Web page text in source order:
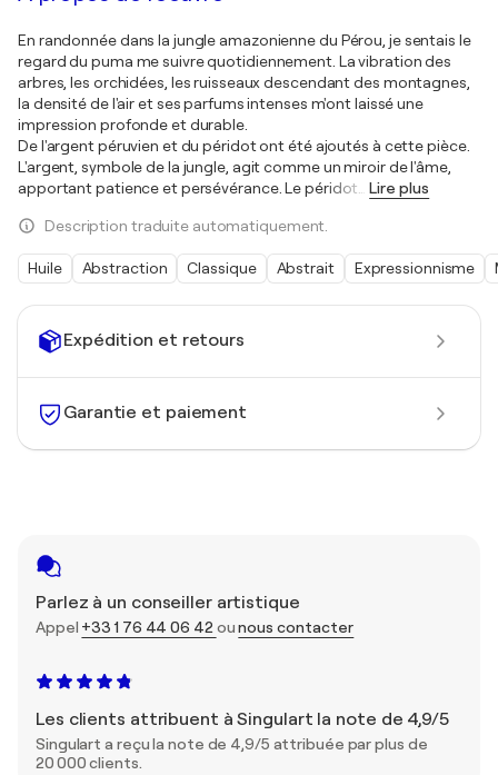
Expédition et retours
Garantie et paiement
Parlez à un conseiller artistique
Appel +33 1 76 44 06 42 ounous contacter
Les clients attribuent à Singulart la note de 4,9/5
Singulart a reçu la note de 4,9/5 attribuée par plus de
20 000 clients.
En randonnée dans la jungle amazonienne du Pérou, je sentais le
regard du puma me suivre quotidiennement. La vibration des
arbres, les orchidées, les ruisseaux descendant des montagnes,
la densité de l'air et ses parfums intenses m'ont laissé une
impression profonde et durable.
De l'argent péruvien et du péridot ont été ajoutés à cette pièce.
L'argent, symbole de la jungle, agit comme un miroir de l'âme,
apportant patience et persévérance. Le péridot
Lire plus
Description traduite automatiquement.
Huile Abstraction Classique Abstrait Expressionnisme